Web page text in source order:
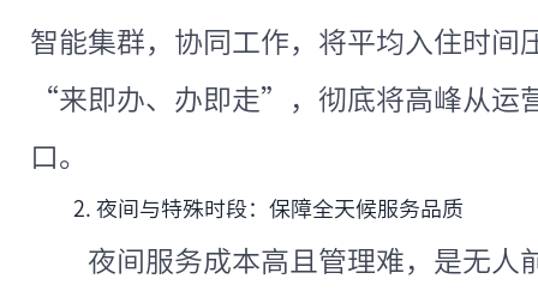
智能集群，协同工作，将平均入住时间
“来即办、办即走”，彻底将高峰从运
口。
2. 夜间与特殊时段：保障全天候服务品质
夜间服务成本高且管理难，是无人